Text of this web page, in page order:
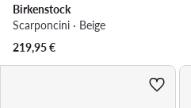
Birkenstock
Scarponcini · Beige
219,95€